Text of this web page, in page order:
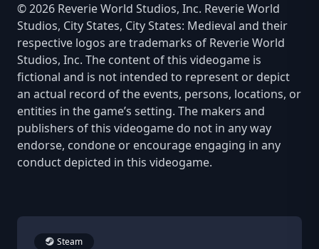
© 2026 Reverie World Studios, Inc. Reverie World
Studios, City States, City States: Medieval and their
respective logos are trademarks of Reverie World
Studios, Inc. The content of this videogame is
fictional and is not intended to represent or depict
an actual record of the events, persons, locations, or
entities in the game’s setting. The makers and
publishers of this videogame do not in any way
endorse, condone or encourage engaging in any
conduct depicted in this videogame.
Steam